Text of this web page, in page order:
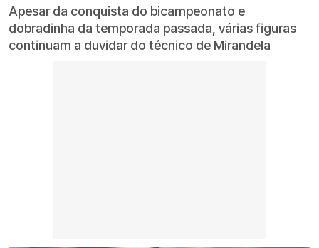
Apesar da conquista do bicampeonato e
dobradinha da temporada passada, várias figuras
continuam a duvidar do técnico de Mirandela